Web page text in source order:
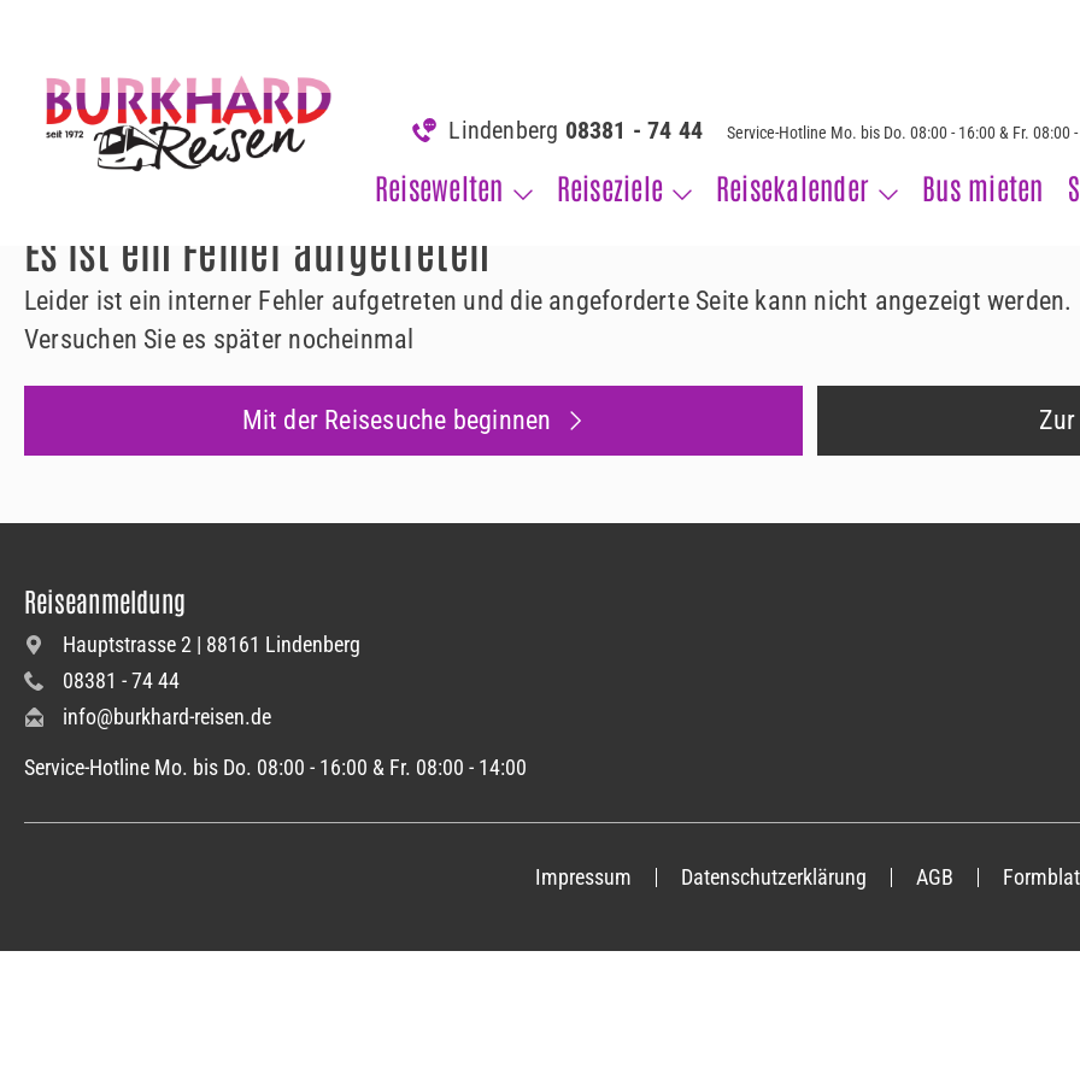
Reisewelten Reiseziele Reisekalender Bus mieten
Lindenberg 08381 - 74 44 Service-Hotline Mo. bis Do. 08:00 - 16:00 & Fr. 08:00
www.burkhard-reisen.de
Fehler 500
Es ist ein Fehler aufgetreten
Leider ist ein interner Fehler aufgetreten und die angeforderte Seite kann nicht angezeigt werden.
Versuchen Sie es später nocheinmal
Mit der Reisesuche beginnen
Reiseanmeldung
Hauptstrasse 2 | 88161 Lindenberg
08381 - 74 44
info@burkhard-reisen.de
Service-Hotline Mo. bis Do. 08:00 - 16:00 & Fr. 08:00 - 14:00
Impressum Datenschutzerklärung AGB